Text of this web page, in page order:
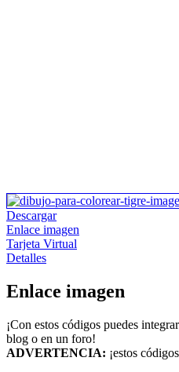
Descargar
Enlace imagen
Tarjeta Virtual
Detalles
Enlace imagen
¡Con estos códigos puedes
blog o en un foro!
ADVERTENCIA: ¡estos